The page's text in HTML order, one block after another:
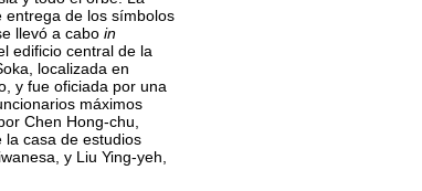
entrega de los símbolos
llevó a cabo in
el edificio central de la
localizada en
y fue oficiada por una
máximos
Chen Hong-chu,
la casa de estudios
y Liu Ying-yeh,